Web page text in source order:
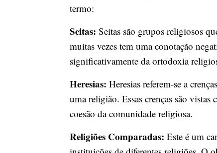
termo:
Seitas: Seitas são grupos religiosos
muitas vezes tem uma conotação
significativamente da ortodoxia
Heresias: Heresias referem-se a
uma religião. Essas crenças são
coesão da comunidade religiosa.
Religiões Comparadas: Este é um